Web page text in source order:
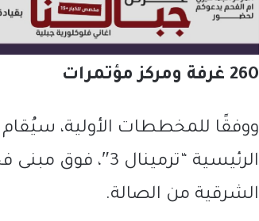
260 غرفة ومركز مؤتمرات
ووفقًا للمخططات الأولية،
الشرقية من الصالة.